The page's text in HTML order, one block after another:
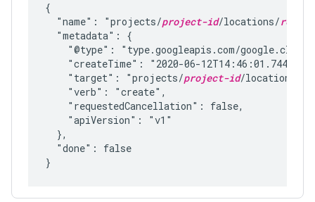
{
  "name": "projects/
project-id/locations/region
  "metadata": {
"@type": "type.googleapis.com/
"createTime": "2020-06-
    "target": "projects/
project-id/locations/
    "verb": "create",
    "requestedCancellation": false,
    "apiVersion": "v1"
  },
  "done": false